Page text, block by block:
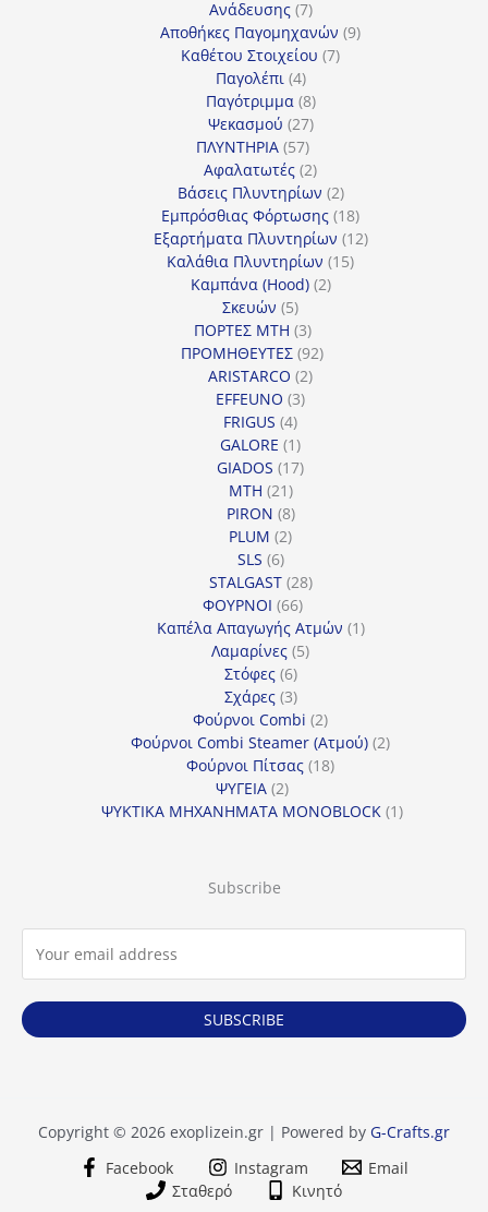
Ανάδευσης 77
προϊόντα
Αποθήκες Παγομηχανών 99
Καθέτου Στοιχείου 77
Παγολέπι 44
προϊόντα
Παγότριμμα 88
προϊόντα
Ψεκασμού 2727
προϊόντα
ΠΛΥΝΤΗΡΙΑ 5757
προϊόντα
Αφαλατωτές 22
προϊόντα
Βάσεις Πλυντηρίων 22
προϊόντα
Εμπρόσθιας Φόρτωσης 1818
προϊόντα
Εξαρτήματα Πλυντηρίων 1212
Καλάθια Πλυντηρίων 1515
Καμπάνα (Hood) 22
Σκευών 55
προϊόντα
ΠΟΡΤΕΣ MTH 33
προϊόντα
ΠΡΟΜΗΘΕΥΤΕΣ 9292
ARISTARCO 22
EFFEUNO 33
FRIGUS 44
προϊόντα
GALORE 11
προϊόν
GIADOS 1717
MTH 2121
προϊόντα
PIRON 88
προϊόντα
PLUM 22
SLS 66
προϊόντα
STALGAST 2828
ΦΟΥΡΝΟΙ 6666
προϊόντα
Καπέλα Απαγωγής Ατμών 11
Λαμαρίνες 55
Στόφες 66
προϊόντα
Σχάρες 33
προϊόντα
Φούρνοι Combi 22
προϊόντα
Φούρνοι Combi Steamer (Ατμού) 22
Φούρνοι Πίτσας 1818
ΨΥΓΕΙΑ 22
προϊόντα
ΨΥΚΤΙΚΑ ΜΗΧΑΝΗΜΑΤΑ MONOBLOCK 11
Subscribe
SUBSCRIBE
Copyright © 2026 exoplizein.gr | Powered by G-Crafts.gr
Facebook
Instagram
Email
Σταθερό
Κινητό